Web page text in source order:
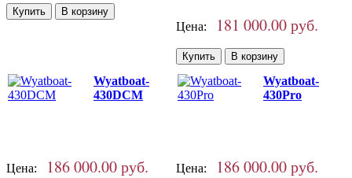
Цена: 181 000.00 руб.
Wyatboat-
430DCM
Цена: 186 000.00 руб.
Wyatboat-
430Pro
Цена: 186 000.00 руб.